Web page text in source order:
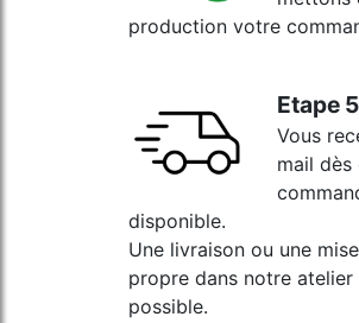
production votre
Etape 5
Vous
mail dès
disponible.
Une livraison ou une
propre dans notre atelier
possible.